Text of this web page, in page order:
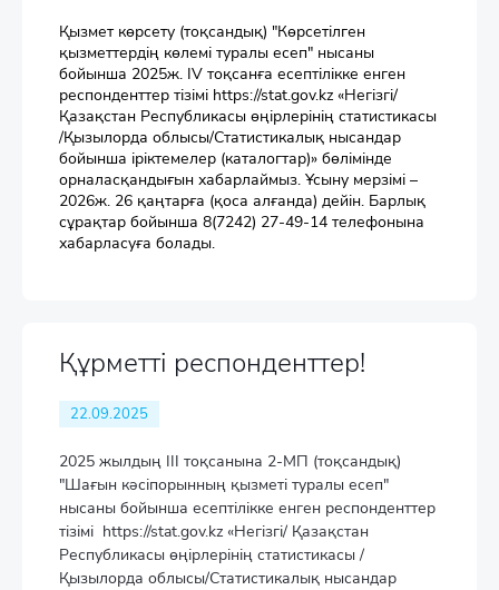
Қызмет көрсету (тоқсандық) "Көрсетілген
қызметтердің көлемі туралы есеп" нысаны
бойынша 2025ж. IV тоқсанға есептілікке енген
респонденттер тізімі https://stat.gov.kz «Негізгі/
Қазақстан Республикасы өңірлерінің статистикасы
/Қызылорда облысы/Статистикалық нысандар
бойынша іріктемелер (каталогтар)» бөлімінде
орналасқандығын хабарлаймыз. Ұсыну мерзімі –
2026ж. 26 қаңтарға (қоса алғанда) дейін. Барлық
сұрақтар бойынша 8(7242) 27-49-14 телефонына
хабарласуға болады.
Құрметті респонденттер!
22.09.2025
2025 жылдың III тоқсанына 2-МП (тоқсандық)
"Шағын кәсіпорынның қызметі туралы есеп"
нысаны бойынша есептілікке енген респонденттер
тізімі https://stat.gov.kz «Негізгі/ Қазақстан
Республикасы өңірлерінің статистикасы /
Қызылорда облысы/Статистикалық нысандар